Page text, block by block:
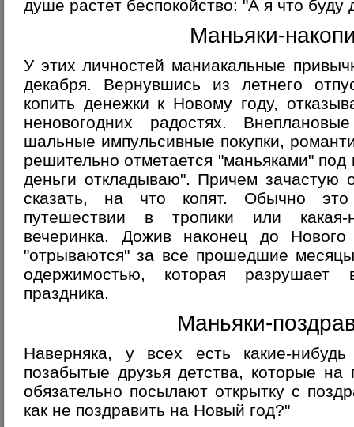
душе растет беспокойство: "А я что буду
Маньяки-
У этих личностей маниакальные
декабря. Вернувшись из летнего
копить денежки к Новому году,
неновогодних радостях.
шальные импульсивные покупки,
решительно отметается "маньяками"
деньги откладываю". Причем зачастую
сказать, на что копят. Обычно
путешествии в тропики или какая-
вечеринка. Дожив наконец до Нового
"отрываются" за все прошедшие
одержимостью, которая разрушает
праздника.
Маньяки-
Наверняка, у всех есть какие-
позабытые друзья детства, которые на
обязательно посылают открытку с
как не поздравить на Новый год?"